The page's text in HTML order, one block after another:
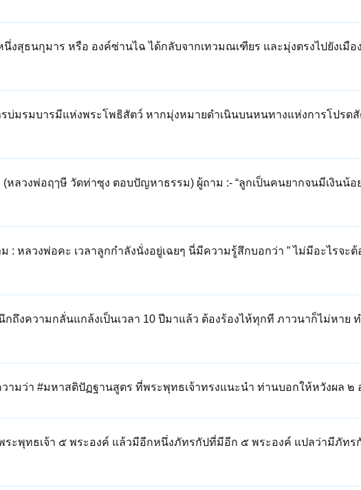
งสุธนกุมาร หรือ องค์ซ่านไฉ ได้กลับจากเทวมณเฑียร และมุ่งตรงไปยังเมือ
รบ่มรมบารมีแห่งพระโพธิสัตว์ หากมุ่งหมายดำเนินบนหนทางแห่งการโปรด
หลวงพ่อฤๅษี วัดท่าซุง ตอบปัญหาธรรม) ผู้ถาม :- “ลูกเป็นคนยากจนมีเงินน้อ
: หลวงพ่อคะ เวลาลูกกำลังนั่งอยู่เฉยๆ นี่มีความรู้สึกบอกว่า ” ไม่มีอะไรจะต้
กถึงความกลั่นแกล้งเป็นเวลา 10 ปีมาแล้ว ต้องร้องไห้ทุกที ภาวนาก็ไม่หาย
ามว่า #มหาสติปัฏฐานสูตร ที่พระพุทธเจ้าทรงแนะนำ ท่านบอกให้หวังผล ๒
ระพุทธเจ้า ๕ พระองค์ แล้วมีอีกหนึ่งภัทรกัปที่มีอีก ๕ พระองค์ แปลว่ามีภัทร